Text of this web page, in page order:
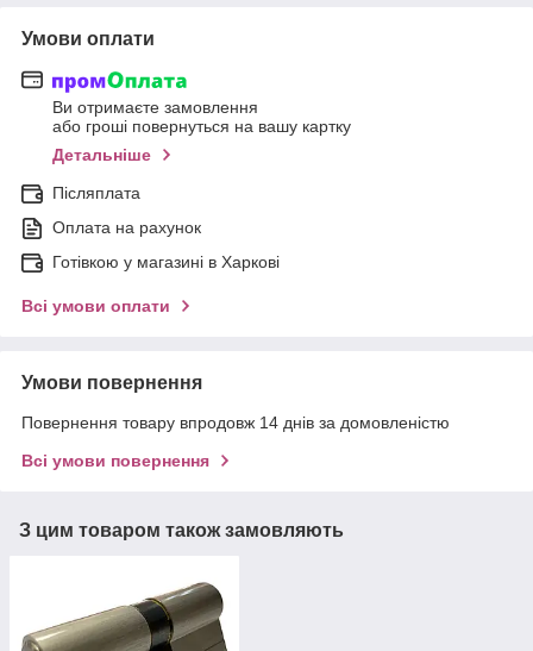
Умови оплати
Ви отримаєте замовлення
або гроші повернуться на вашу картку
Детальніше
Післяплата
Оплата на рахунок
Готівкою у магазині в Харкові
Всі умови оплати
Умови повернення
Повернення товару впродовж 14 днів за домовленістю
Всі умови повернення
З цим товаром також замовляють